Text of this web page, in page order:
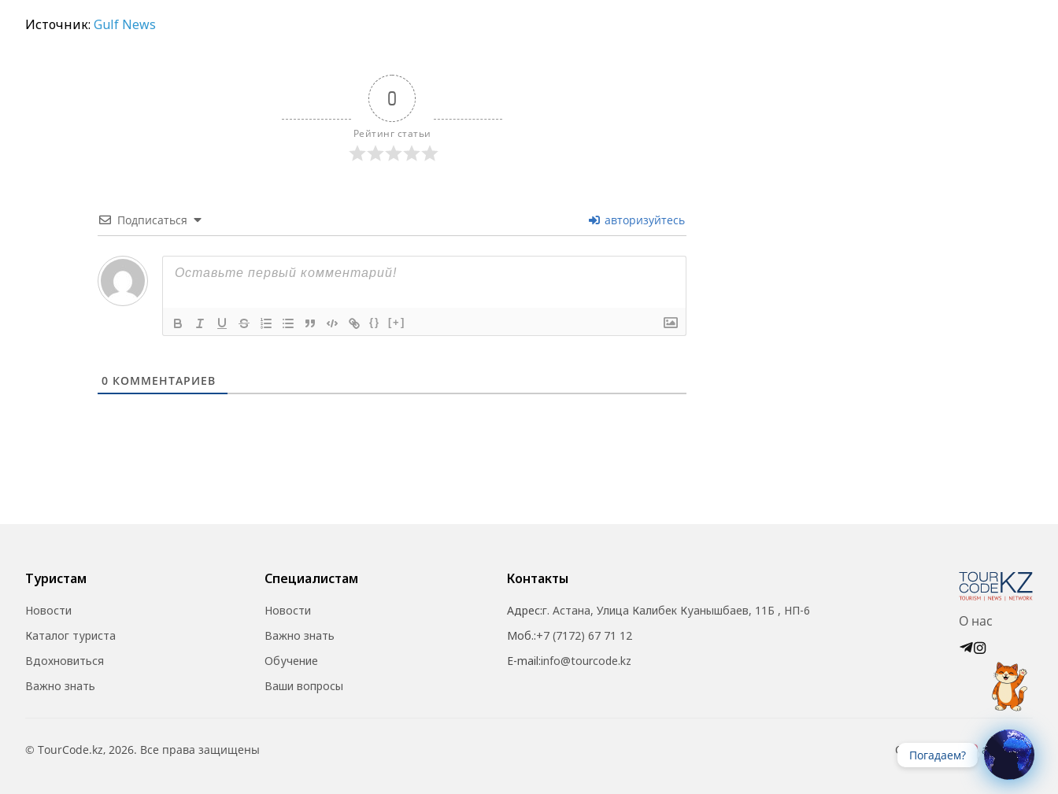
Источник: Gulf News
0
Рейтинг статьи
Подписаться авторизуйтесь
{} [+]
0 КОММЕНТАРИЕВ
Туристам
Новости
Каталог туриста
Вдохновиться
Важно знать
Специалистам
Новости
Важно знать
Обучение
Ваши вопросы
Контакты
Адрес:г. Астана, Улица Калибек Куанышбаев, 11Б , НП-6
Моб.:+7 (7172) 67 71 12
E-mail:info@tourcode.kz
О нас
© TourCode.kz, 2026. Все права защищены Created with at ZIZ Inc.
Погадаем?